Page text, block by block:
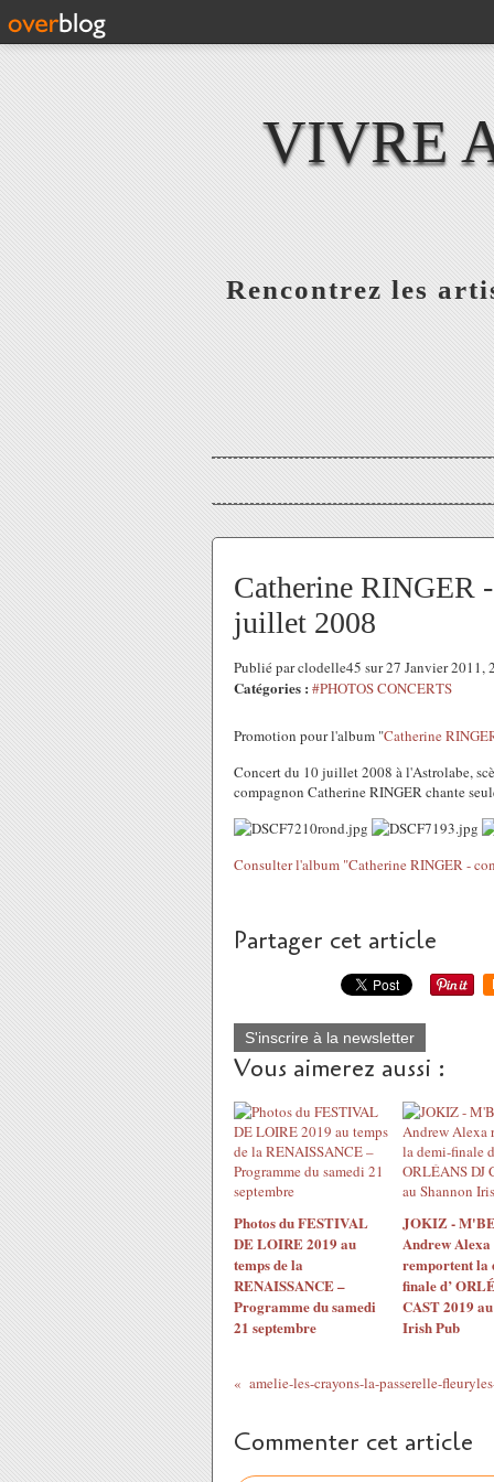
VIVRE
Rencontrez les
Catherine RINGER
juillet 2008
Publié par clodelle45 sur 27 Janvier 2011,
Catégories : #PHOTOS CONCERTS
Promotion pour l'album "Catherine
Concert du 10 juillet 2008 à l'Astrolabe,
compagnon Catherine RINGER chante
Consulter l'album "Catherine RINGER -
Partager cet article
S'inscrire à la newsletter
Vous aimerez aussi :
Photos du FESTIVAL
DE LOIRE 2019 au
temps de la
RENAISSANCE –
Programme du samedi
21 septembre
JOKIZ -
Andrew Alexa
remportent la
finale d’
CAST 2019
Irish Pub
amelie-les-crayons-la-passerelle-
Commenter cet article